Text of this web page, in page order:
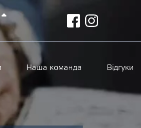
facebook
Наша команда Відгуки